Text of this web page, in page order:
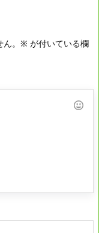
。 ※ が付いている欄